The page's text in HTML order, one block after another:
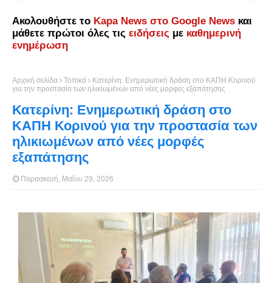
Ακολουθήστε το Kapa News στο Google News και
μάθετε πρώτοι όλες τις ειδήσεις με καθημερινή
ενημέρωση
Αρχική σελίδα Τοπικά
Κατερίνη: Ενημερωτική δράση στο ΚΑΠΗ Κορινού
για την προστασία των ηλικιωμένων από νέες μορφές εξαπάτησης
Κατερίνη: Ενημερωτική δράση στο
ΚΑΠΗ Κορινού για την προστασία των
ηλικιωμένων από νέες μορφές
εξαπάτησης
Παρασκευή, Μαΐου 29, 2026